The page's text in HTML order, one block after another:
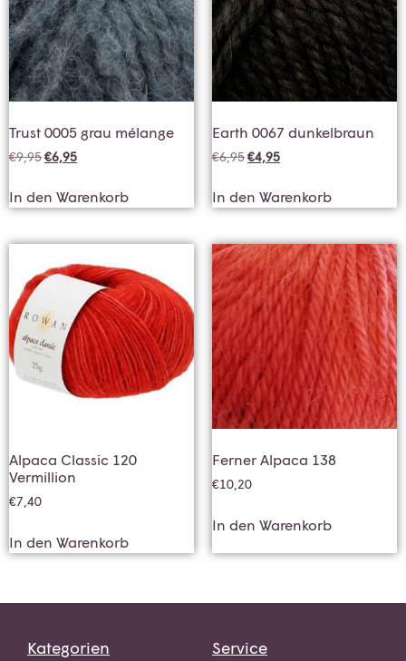
Trust 0005 grau mélange
€9,95€6,95
In den Warenkorb
Earth 0067 dunkelbraun
€6,95€4,95
In den Warenkorb
Alpaca Classic 120
Vermillion
€7,40
In den Warenkorb
Ferner Alpaca 138
€10,20
In den Warenkorb
Kategorien Service